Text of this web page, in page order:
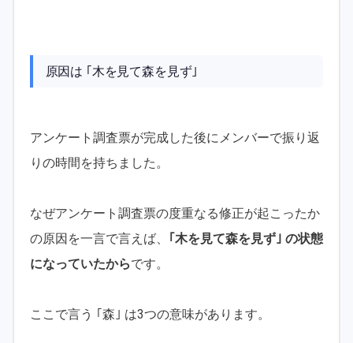
原因は ｢木を見て森を見ず｣
アンケート調査票が完成した後にメンバーで振り返
りの時間を持ちました。
なぜアンケート調査票の度重なる修正が起こったか
の原因を一言で言えば、
｢木を見て森を見ず｣ の状態
になっていたからです。
ここで言う ｢森｣ は3つの意味があります。